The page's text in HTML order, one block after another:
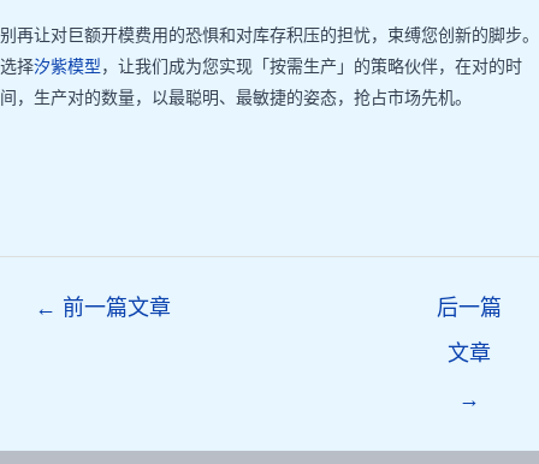
别再让对巨额开模费用的恐惧和对库存积压的担忧，束缚您创新的脚步。
选择汐紫模型，让我们成为您实现「按需生产」的策略伙伴，在对的时
间，生产对的数量，以最聪明、最敏捷的姿态，抢占市场先机。
← 前一篇文章
后一篇
文章
→